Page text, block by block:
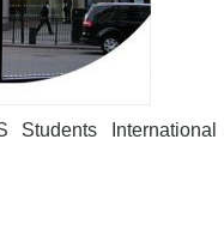
Students